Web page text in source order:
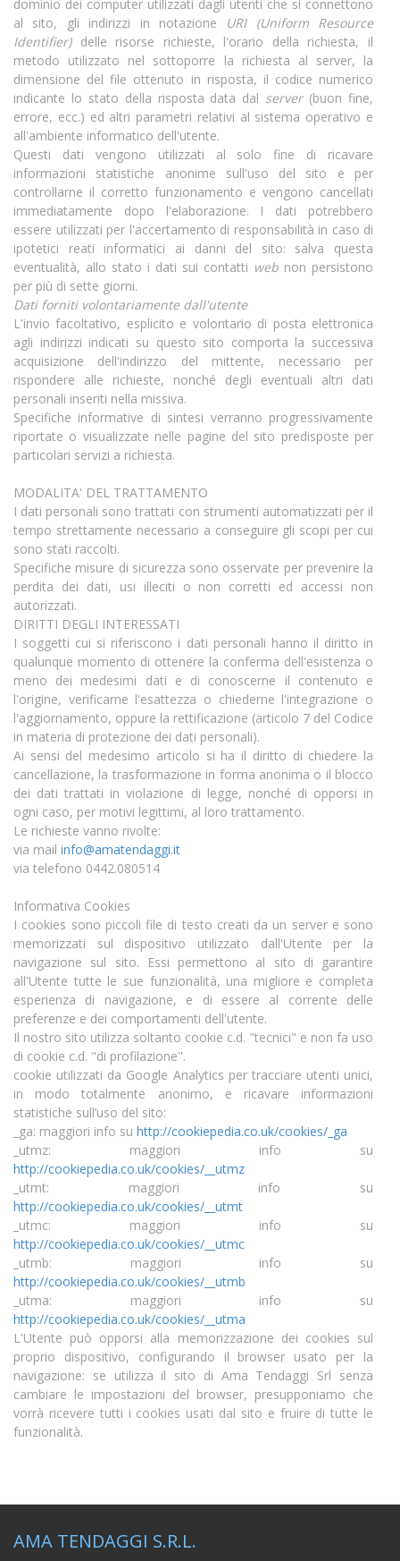
dominio dei computer utilizzati dagli utenti che si connettono
al sito, gli indirizzi in notazione URI (Uniform Resource
Identifier)delle risorse richieste, l'orario della richiesta, il
metodo utilizzato nel sottoporre la richiesta al server, la
dimensione del file ottenuto in risposta, il codice numerico
indicante lo stato della risposta data dal server(buon fine,
errore, ecc.) ed altri parametri relativi al sistema operativo e
all'ambiente informatico dell'utente.
Questi dati vengono utilizzati al solo fine di ricavare
informazioni statistiche anonime sull'uso del sito e per
controllarne il corretto funzionamento e vengono cancellati
immediatamente dopo l'elaborazione. I dati potrebbero
essere utilizzati per l'accertamento di responsabilità in caso di
ipotetici reati informatici ai danni del sito: salva questa
eventualità, allo stato i dati sui contatti web non persistono
per più di sette giorni.
Dati forniti volontariamente dall'utente
L'invio facoltativo, esplicito e volontario di posta elettronica
agli indirizzi indicati su questo sito comporta la successiva
acquisizione dell'indirizzo del mittente, necessario per
rispondere alle richieste, nonché degli eventuali altri dati
personali inseriti nella missiva.
Specifiche informative di sintesi verranno progressivamente
riportate o visualizzate nelle pagine del sito predisposte per
particolari servizi a richiesta.
MODALITA' DEL TRATTAMENTO
I dati personali sono trattati con strumenti automatizzati per il
tempo strettamente necessario a conseguire gli scopi per cui
sono stati raccolti.
Specifiche misure di sicurezza sono osservate per prevenire la
perdita dei dati, usi illeciti o non corretti ed accessi non
autorizzati.
DIRITTI DEGLI INTERESSATI
I soggetti cui si riferiscono i dati personali hanno il diritto in
qualunque momento di ottenere la conferma dell'esistenza o
meno dei medesimi dati e di conoscerne il contenuto e
l'origine, verificarne l'esattezza o chiederne l'integrazione o
l'aggiornamento, oppure la rettificazione (articolo 7 del Codice
in materia di protezione dei dati personali).
Ai sensi del medesimo articolo si ha il diritto di chiedere la
cancellazione, la trasformazione in forma anonima o il blocco
dei dati trattati in violazione di legge, nonché di opporsi in
ogni caso, per motivi legittimi, al loro trattamento.
Le richieste vanno rivolte:
via mail info@amatendaggi.it
via telefono 0442.080514
Informativa Cookies
I cookies sono piccoli file di testo creati da un server e sono
memorizzati sul dispositivo utilizzato dall'Utente per la
navigazione sul sito. Essi permettono al sito di garantire
all'Utente tutte le sue funzionalità, una migliore e completa
esperienza di navigazione, e di essere al corrente delle
preferenze e dei comportamenti dell'utente.
Il nostro sito utilizza soltanto cookie c.d. "tecnici" e non fa uso
di cookie c.d. "di profilazione".
cookie utilizzati da Google Analytics per tracciare utenti unici,
in modo totalmente anonimo, e ricavare informazioni
statistiche sull’uso del sito:
_ga: maggiori info su http://cookiepedia.co.uk/cookies/_ga
_utmz: maggiori info su
http://cookiepedia.co.uk/cookies/__utmz
_utmt: maggiori info su
http://cookiepedia.co.uk/cookies/__utmt
_utmc: maggiori info su
http://cookiepedia.co.uk/cookies/__utmc
_utmb: maggiori info su
http://cookiepedia.co.uk/cookies/__utmb
_utma: maggiori info su
http://cookiepedia.co.uk/cookies/__utma
L'Utente può opporsi alla memorizzazione dei cookies sul
proprio dispositivo, configurando il browser usato per la
navigazione: se utilizza il sito di Ama Tendaggi Srl senza
cambiare le impostazioni del browser, presupponiamo che
vorrà ricevere tutti i cookies usati dal sito e fruire di tutte le
funzionalità.
AMA TENDAGGI S.R.L.